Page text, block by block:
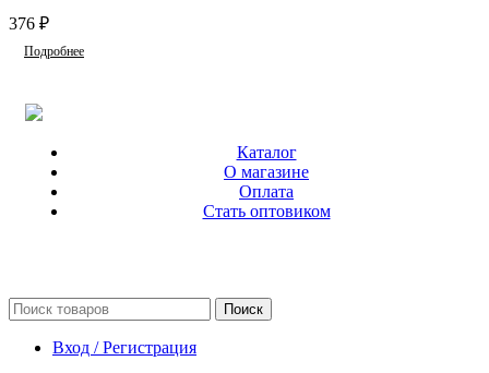
376 ₽
Подробнее
Каталог
О магазине
Оплата
Стать оптовиком
Поиск
Вход / Регистрация